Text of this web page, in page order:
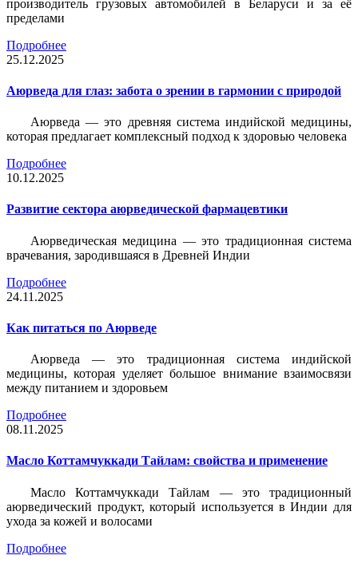
производитель грузовых автомобилей в Беларуси и за её
пределами
Подробнее
25.12.2025
Аюрведа для глаз: забота о зрении в гармонии с природой
Аюрведа — это древняя система индийской медицины,
которая предлагает комплексный подход к здоровью человека
Подробнее
10.12.2025
Развитие сектора аюрведической фармацевтики
Аюрведическая медицина — это традиционная система
врачевания, зародившаяся в Древней Индии
Подробнее
24.11.2025
Как питаться по Аюрведе
Аюрведа — это традиционная система индийской
медицины, которая уделяет большое внимание взаимосвязи
между питанием и здоровьем
Подробнее
08.11.2025
Масло Коттамчуккади Тайлам: свойства и применение
Масло Коттамчуккади Тайлам — это традиционный
аюрведический продукт, который используется в Индии для
ухода за кожей и волосами
Подробнее